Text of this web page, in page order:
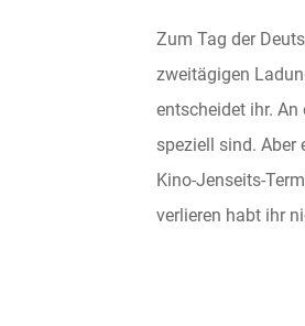
Zum Tag der
zweitägigen
entscheidet ihr.
speziell sind. Aber
Kino-Jenseits-
verlieren habt ihr